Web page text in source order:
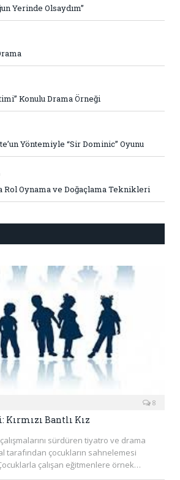
Yerinde Olsaydım”
Konulu Drama Örneği
Yöntemiyle “Sir Dominic” Oyunu
Rol Oynama ve Doğaçlama Teknikleri
8
Kırmızı Bantlı Kız
sürdüren tiyatro ve drama
tarafından çocukların sahnelemesi
Çocuklarla çalışan eğitmenlere örnek…